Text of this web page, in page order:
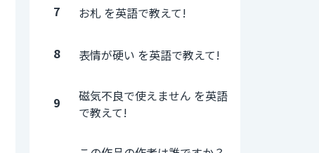
7 お札 を英語で教えて!
8 表情が硬い を英語で教えて!
9
磁気不良で使えません を英語
で教えて!